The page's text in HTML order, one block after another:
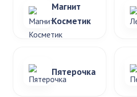
Магнит
Косметик
Пятерочка